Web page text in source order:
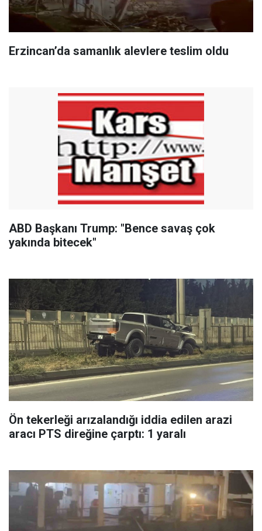
Erzincan’da samanlık alevlere teslim oldu
ABD Başkanı Trump: "Bence savaş çok
yakında bitecek"
Ön tekerleği arızalandığı iddia edilen arazi
aracı PTS direğine çarptı: 1 yaralı